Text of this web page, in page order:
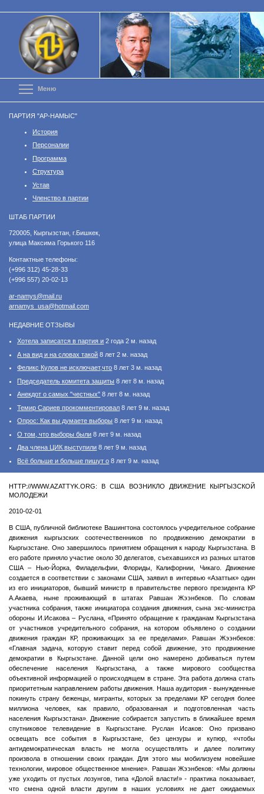
к
основному
содержанию
Меню
ПАРТИЯ "АР-НАМЫС"
История
Персоналии
Программа
Структура
Устав
Членство в партии
ШТАБ ПАРТИИ
​720005, Кыргызстан, г.Бишкек,
улица Максима Горького 116
Контактные телефоны:
(+996 312) 45-28-33
(+996 557) 20-02-13
ar-namys@mail.ru
arnamys_usa@hotmail.com
НЕДАВНИЕ ОТЗЫВЫ
Хотела записатся в партия и 2 года 2 м. назад
А на вид и на словах такой 8 лет 2 м. назад
Феликс Кулов не исключает,что 8 лет 3 м. назад
Председатель комитета защиты 8 лет 8 м. назад
Анекдот о самых "честных" 8 лет 8 м. назад
Темир Сариев прокомментировал 8 лет 9 м. назад
Опрос: Как вы думаете выборы 8 лет 9 м. назад
О том, что выборы были 8 лет 9 м. назад
Два члена ЦИК выступили 8 лет 9 м. назад
Всё больше и больше пишут о 8 лет 9 м. назад
HTTP://WWW.AZATTYK.ORG: В США ВОЗНИКЛО ДВИЖЕНИЕ КЫРГЫЗСКОЙ
МОЛОДЕЖИ
2010-02-01
В США, публичной библиотеке Вашингтона состоялось учредительное собрание
движения кыргызских соотечественников по продвижению демократии в
Кыргызстане. Оно завершилось принятием обращения к народу Кыргызстана. В
его работе приняло участие около 30 делегатов, съехавшихся из разных штатов
США – Нью-Йорка, Филадельфии, Флориды, Калифорнии, Чикаго. Движение
создается в соответствии с законами США, заявил в интервью «Азаттык» один
из его инициаторов, бывший министр в правительстве первого президента КР
А.Акаева, ныне проживающий в штатах Равшан Жээнбеков. По словам
участника собрания, также инициатора создания движения, сына экс-министра
обороны И.Исакова – Руслана, «Принято обращение к гражданам Кыргызстана
от участников учредительного собрания, на котором объявлено о создании
движения граждан КР, проживающих за ее пределами».Равшан Жээнбеков:
«Главная задача, которую ставит перед собой движение, это продвижение
демократии в Кыргызстане. Данной цели оно намерено добиваться путем
обеспечение населения Кыргызстана, а также мирового сообщества
объективной информацией о происходящем в стране. Эта работа должна стать
приоритетным направлением работы движения. Наша аудитория - вынужденные
покинуть страну беженцы, мигранты, которых за пределами КР сегодня более
миллиона человек, как правило, образованная и подготовленная часть
населения Кыргызстана». Движение собирается запустить в ближайшее время
спутниковое телевидение в Кыргызстане. Руслан Исаков: Оно призвано
освещать все события в Кыргызстане, без цензуры и купюр, «чтобы
антидемократическая власть не могла осуществлять и далее политику
произвола в отношении своих граждан. Для этого мы мобилизуем новейшие
технологии, мировое общественное мнение». Равшан Жээнбеков: «Мы должны
уже уходить от пустых лозунгов, типа «Долой власти!» - практика показывает,
что смена одной власти другим в наших условиях не дает ожидаемых